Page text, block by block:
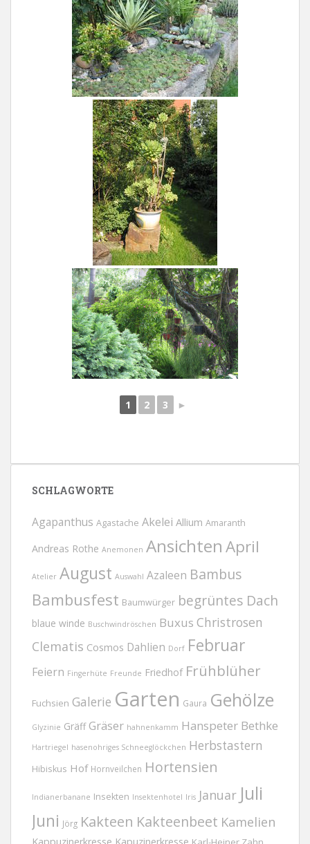
1 2 3 ►
SCHLAGWORTE
Agapanthus Agastache Akelei Allium Amaranth
Andreas Rothe Anemonen AnsichtenApril
Atelier August Auswahl Azaleen Bambus
Bambusfest Baumwürger begrüntes Dach
blaue winde Buschwindröschen Buxus Christrosen
Clematis Cosmos Dahlien Dorf Februar
Feiern Fingerhüte Freunde Friedhof Frühblüher
Fuchsien Galerie Garten Gaura Gehölze
Glyzinie Gräff Gräser hahnenkamm Hanspeter Bethke
Hartriegel hasenohriges Schneeglöckchen Herbstastern
Hibiskus Hof Hornveilchen Hortensien
Indianerbanane Insekten Insektenhotel Iris Januar Juli
Juni Jörg Kakteen Kakteenbeet Kamelien